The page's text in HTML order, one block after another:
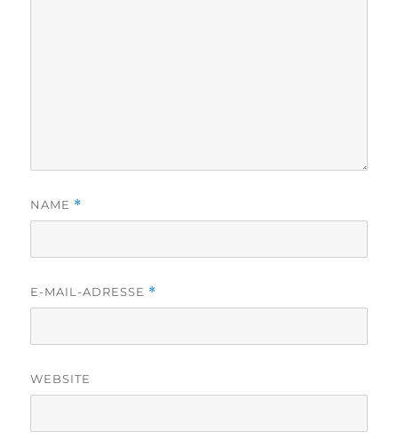
NAME *
E-MAIL-ADRESSE *
WEBSITE